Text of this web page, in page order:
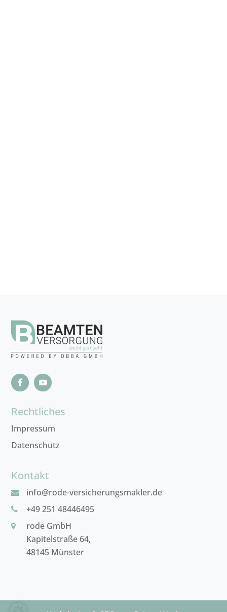
Rechtliches
Impressum
Datenschutz
Kontakt
info@rode-versicherungsmakler.de
+49 251 48446495
rode GmbH
Kapitelstraße 64,
48145 Münster